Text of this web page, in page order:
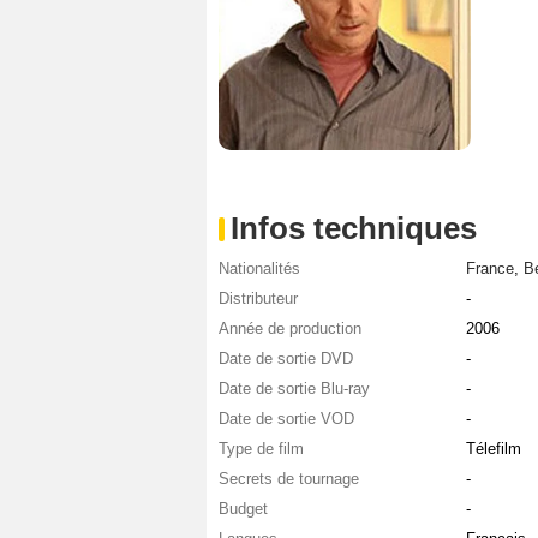
Infos techniques
Nationalités France,
Distributeur
-
Année de production
2006
Date de sortie DVD
-
Date de sortie Blu-ray
-
Date de sortie VOD
-
Type de film
Télefilm
Secrets de tournage
-
Budget
-